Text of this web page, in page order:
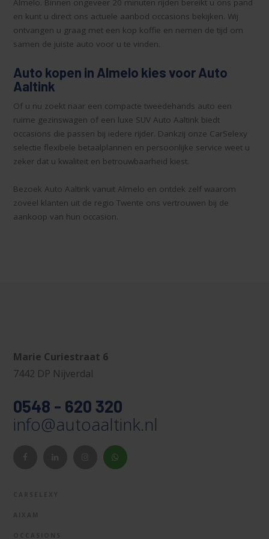
Almelo. Binnen ongeveer 20 minuten rijden bereikt u ons pand
en kunt u direct ons actuele aanbod occasions bekijken. Wij
ontvangen u graag met een kop koffie en nemen de tijd om
samen de juiste auto voor u te vinden.
Auto kopen in Almelo kies voor Auto
Aaltink
Of u nu zoekt naar een compacte tweedehands auto een
ruime gezinswagen of een luxe SUV Auto Aaltink biedt
occasions die passen bij iedere rijder. Dankzij onze CarSelexy
selectie flexibele betaalplannen en persoonlijke service weet u
zeker dat u kwaliteit en betrouwbaarheid kiest.
Bezoek Auto Aaltink vanuit Almelo en ontdek zelf waarom
zoveel klanten uit de regio Twente ons vertrouwen bij de
aankoop van hun occasion.
Marie Curiestraat 6
7442 DP Nijverdal
0548 - 620 320
info@autoaaltink.nl